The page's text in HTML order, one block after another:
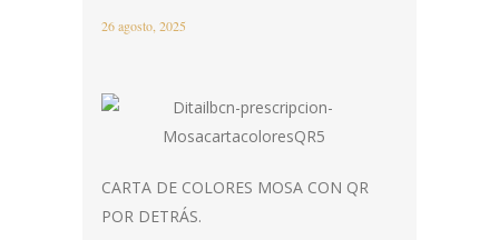
26 agosto, 2025
CARTA DE COLORES MOSA CON QR
POR DETRÁS.